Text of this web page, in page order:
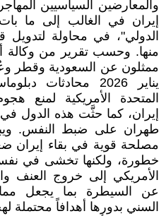
والمعارضين السياسيين
إيران في الغالب إلى ما
الدولي"، في محاولة لتدويل
منها. وحسب تقرير من
ممثلون عن السعودية وقطر
يناير 2026 محادثات
المتحدة الأمريكية لمنع
إيران، كما حثَّت هذه الدول
طهران على ضبط النفس.
مصلحة قوية في بقاء إيران
خطورة، ولكنها تخشى في
الأمريكي إلى خروج العنف
عن السيطرة بما يجعل
السني بدورها أهدافاً محتملة